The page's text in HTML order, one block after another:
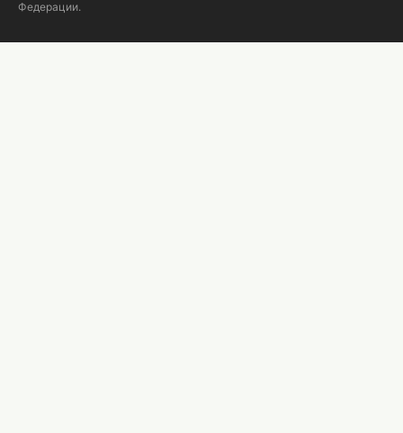
Федерации.